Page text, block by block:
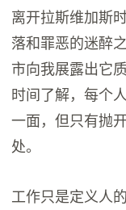
离开拉斯维加斯
落和罪恶的迷醉
市向我展露出它
时间了解，每个
一面，但只有抛
处。
工作只是定义人